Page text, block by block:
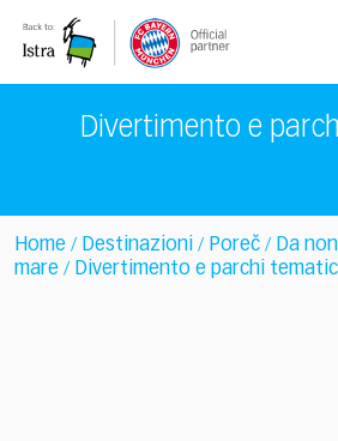
note:
Divertimento e
Home / Destinazioni / Poreč / Da
mare / Divertimento e parchi tematici